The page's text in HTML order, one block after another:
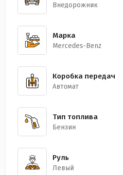
Внедорожник
Марка
Mercedes-Benz
Коробка передач
Автомат
Тип топлива
Бензин
Руль
Левый